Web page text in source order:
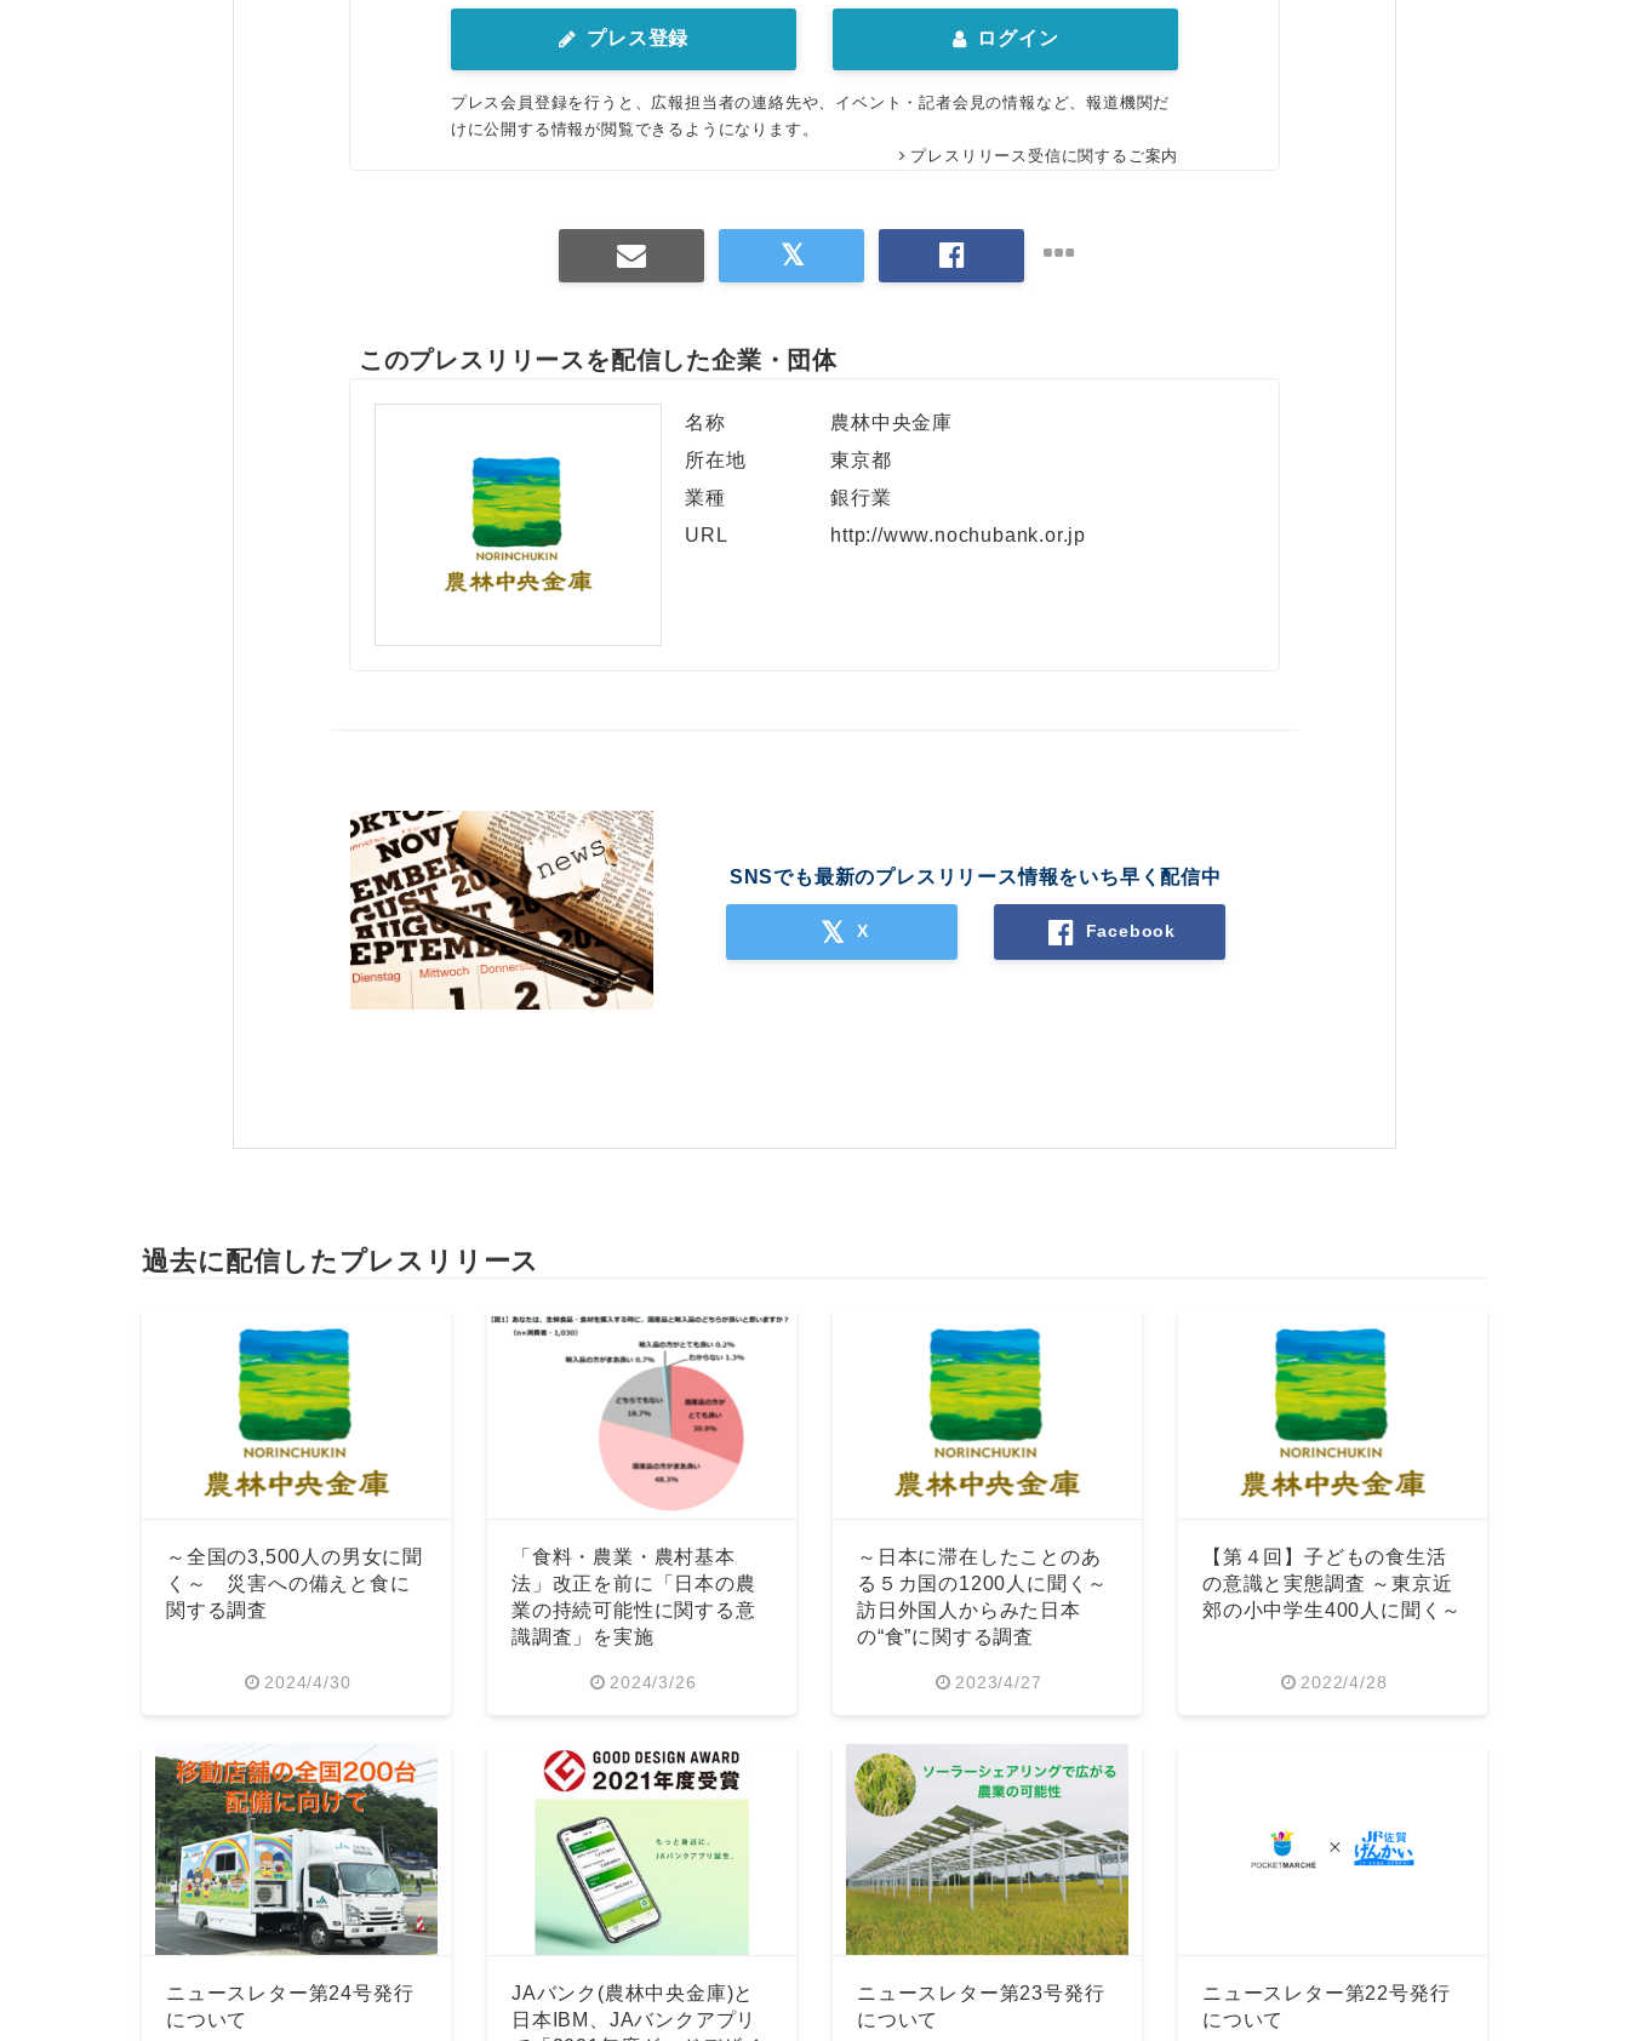
プレス登録 ログイン
プレス会員登録を行うと、広報担当者の連絡先や、イベント・記者会見の情報など、報道機関だ
けに公開する情報が閲覧できるようになります。
プレスリリース受信に関するご案内
このプレスリリースを配信した企業・団体
名称
農林中央金庫
所在地
東京都
業種
銀行業
URL
http://www.nochubank.or.jp
SNSでも最新のプレスリリース情報をいち早く配信中
X Facebook
過去に配信したプレスリリース
～全国の3,500人の男女に聞
く～ 災害への備えと食に
関する調査
2024/4/30
「食料・農業・農村基本
法」改正を前に「日本の農
業の持続可能性に関する意
識調査」を実施
2024/3/26
～日本に滞在したことのあ
る５カ国の1200人に聞く～
訪日外国人からみた日本
の“食”に関する調査
2023/4/27
【第４回】子どもの食生活
の意識と実態調査 ～東京近
郊の小中学生400人に聞く～
2022/4/28
ニュースレター第24号発行
について
JAバンク(農林中央金庫)と
日本IBM、JAバンクアプリ
ニュースレター第23号発行
について
ニュースレター第22号発行
について